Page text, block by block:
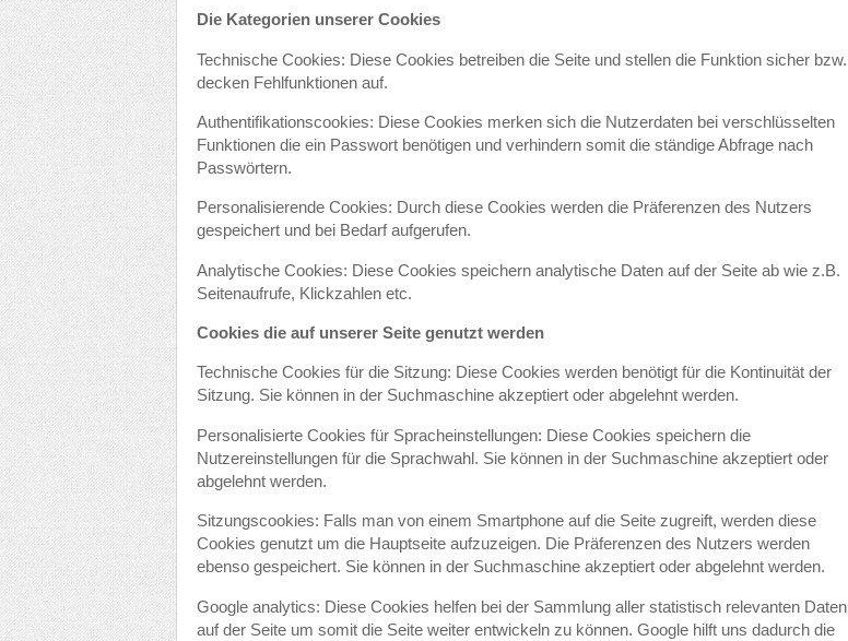
Die Kategorien unserer Cookies
Technische Cookies: Diese Cookies betreiben die Seite und stellen die Funktion sicher bzw.
decken Fehlfunktionen auf.
Authentifikationscookies: Diese Cookies merken sich die Nutzerdaten bei verschlüsselten
Funktionen die ein Passwort benötigen und verhindern somit die ständige Abfrage nach
Passwörtern.
Personalisierende Cookies: Durch diese Cookies werden die Präferenzen des Nutzers
gespeichert und bei Bedarf aufgerufen.
Analytische Cookies: Diese Cookies speichern analytische Daten auf der Seite ab wie z.B.
Seitenaufrufe, Klickzahlen etc.
Cookies die auf unserer Seite genutzt werden
Technische Cookies für die Sitzung: Diese Cookies werden benötigt für die Kontinuität der
Sitzung. Sie können in der Suchmaschine akzeptiert oder abgelehnt werden.
Personalisierte Cookies für Spracheinstellungen: Diese Cookies speichern die
Nutzereinstellungen für die Sprachwahl. Sie können in der Suchmaschine akzeptiert oder
abgelehnt werden.
Sitzungscookies: Falls man von einem Smartphone auf die Seite zugreift, werden diese
Cookies genutzt um die Hauptseite aufzuzeigen. Die Präferenzen des Nutzers werden
ebenso gespeichert. Sie können in der Suchmaschine akzeptiert oder abgelehnt werden.
Google analytics: Diese Cookies helfen bei der Sammlung aller statistisch relevanten Daten
auf der Seite um somit die Seite weiter entwickeln zu können. Google hilft uns dadurch die